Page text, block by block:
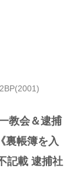
教会＆逮捕
裏帳簿を入
記載 逮捕社